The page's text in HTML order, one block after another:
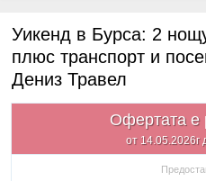
Уикенд в Бурса: 2
плюс транспорт и
Дениз Травел
Офертата е
от 14.05.2026г